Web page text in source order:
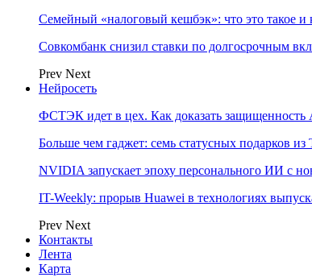
Семейный «налоговый кешбэк»: что это такое и
Совкомбанк снизил ставки по долгосрочным
Prev Next
Нейросеть
ФСТЭК идет в цех. Как доказать защищенность
Больше чем гаджет: семь статусных подарков
NVIDIA запускает эпоху персонального ИИ с
IT-Weekly: прорыв Huawei в технологиях
Prev Next
Контакты
Лента
Карта